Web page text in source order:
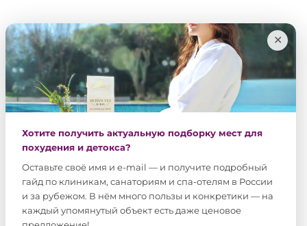
✕
Хотите получить актуальную подборку мест для
похудения и детокса?
Оставьте своё имя и e-mail — и получите подробный
гайд по клиникам, санаториям и спа-отелям в России
и за рубежом. В нём много пользы и конкретики — на
каждый упомянутый объект есть даже ценовое